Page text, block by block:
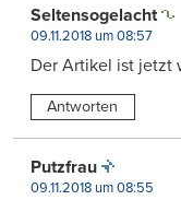
Seltensogelacht
09.11.2018 um 08:57
Der Artikel ist jetzt
Antworten
Putzfrau
09.11.2018 um 08:55